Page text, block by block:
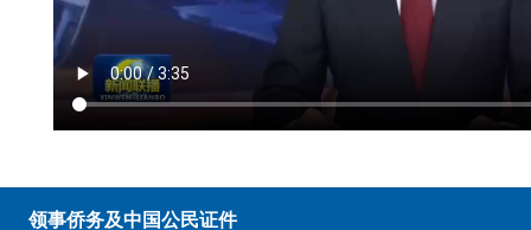
领事侨务及中国公民证件